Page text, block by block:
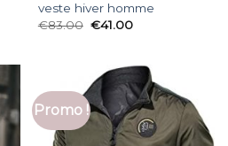
veste hiver homme
€83.00 €41.00
Promo !